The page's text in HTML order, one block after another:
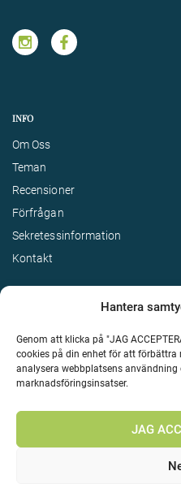
Hantera
Genom att klicka på "JAG
cookies på din enhet för att förbättra
analysera webbplatsens användning
marknadsföringsinsatser.
JAG
INFO
Om Oss
Teman
Recensioner
Förfrågan
Sekretessinformation
Kontakt
Upphovsrätt 2026 Enjoy